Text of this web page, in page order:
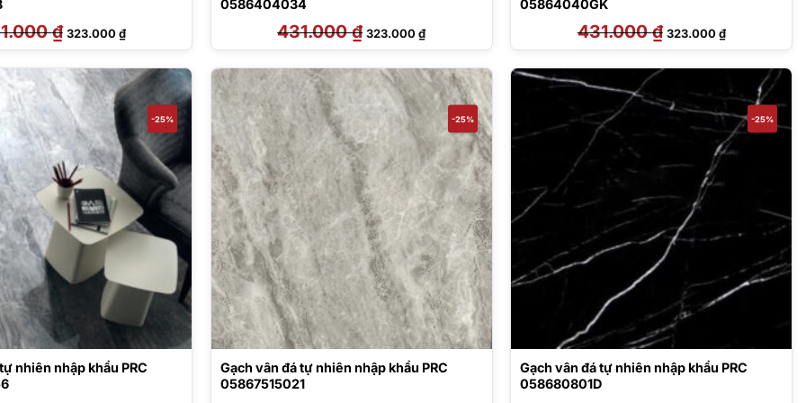
₫ Giá
gốc
là:
323.000₫Giá
hiện
tại
323.000 ₫.
0586404034
431.000₫ Giá
gốc
là:
323.000₫Giá
hiện
tại
323.000 ₫.
05864040GK
431.000₫ Giá
gốc
là:
323.000₫Giá
hiện
tại
323.000 ₫.
-25%
nhiên nhập khẩu PRC
-25%
Gạch vân đá tự nhiên nhập khẩu PRC
05867515021
-25%
Gạch vân đá tự nhiên nhập khẩu PRC
058680801D